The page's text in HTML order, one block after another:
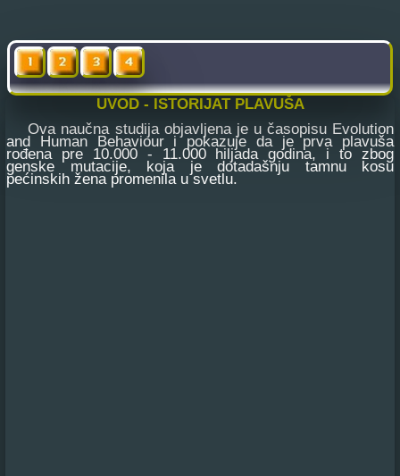
UVOD - ISTORIJAT PLAVUŠA
Ova naučna studija objavljena je u časopisu Evolution
and Human Behaviour i pokazuje da je prva plavuša
rođena pre 10.000 - 11.000 hiljada godina, i to zbog
genske mutacije, koja je dotadašnju tamnu kosu
pećinskih žena promenila u svetlu.